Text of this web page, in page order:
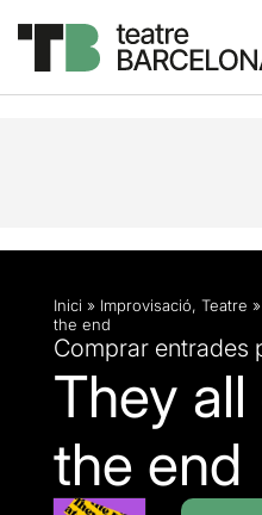
Descripció Fitxa
Inici » Improvisació, Teatre »
the end
Comprar entrades
They
the end